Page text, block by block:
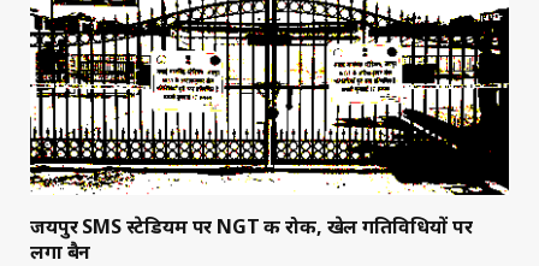
जयपुर SMS स्टेडियम पर NGT की रोक, खेल गतिविधियों पर
लगा बैन